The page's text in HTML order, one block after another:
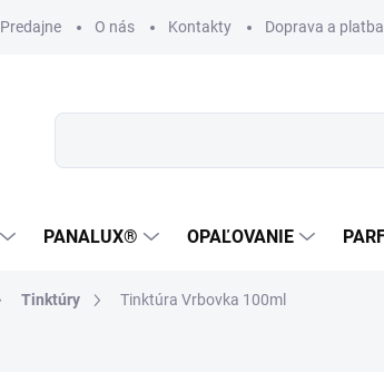
Predajne O nás Kontakty Doprava a platba
PANALUX® OPAĽOVANIE
Tinktúry Tinktúra Vrbovka 100ml